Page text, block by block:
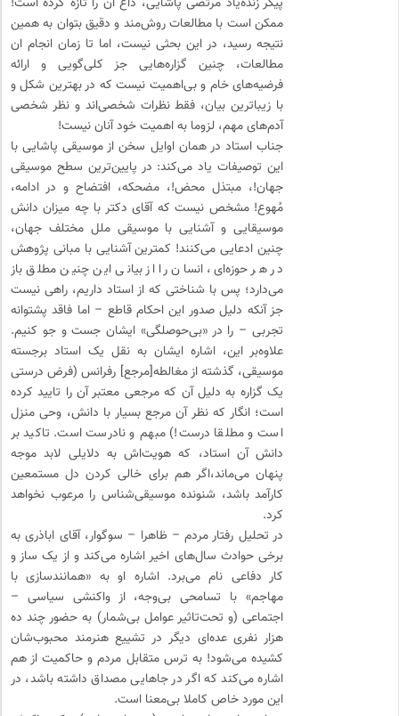
ممکن است با مطالعات روش‌مند و دقیق بتوان به همین
نتیجه رسید، در این بحثی نیست، اما تا زمان انجام ان
مطالعات، چنین گزاره‌هایی جز کلی‌گویی و ارائه
فرضیه‌های خام و بی‌اهمیت نیست که در بهترین شکل و
با زیباترین بیان، فقط نظرات شخصی‌اند و نظر شخصی
آدم‌های مهم، لزوما به اهمیت خود آنان نیست!
جناب استاد در همان اوایل سخن از موسیقی پاشایی با
این توصیفات یاد می‌کند: در پایین‌ترین سطح موسیقی
جهان!، مبتذل محض!، مضحکه، افتضاح و در ادامه،
مُهوع! مشخص نیست که آقای دکتر با چه میزان دانش
موسیقایی و آشنایی با موسیقی ملل مختلف جهان،
چنین ادعایی می‌کنند! کمترین آشنایی با مبانی پژوهش
در هر حوزه‌ای، انسان را از بیانی این چنین مطلق باز
می‌دارد؛ پس با شناختی که از استاد داریم، راهی نیست
جز آنکه دلیل صدور این احکام قاطع – اما فاقد پشتوانه
تجربی – را در «بی‌حوصلگی» ایشان جست و جو کنیم.
علاوه‌بر این، اشاره ایشان به نقل یک استاد برجسته
موسیقی، گذشته از مغالطه[مرجع] رفرانس (فرض درستی
یک گزاره به دلیل آن که مرجعی معتبر آن را تایید کرده
است؛ انگار که نظر آن مرجع بسیار با دانش، وحی منزل
است و مطلقا درست!) مبهم و نادرست است. تاکید بر
دانش آن استاد، که هویت‌اش به دلایلی لابد موجه
پنهان می‌ماند،اگر هم برای خالی کردن دل مستمعین
کارآمد باشد، شنونده موسیقی‌شناس را مرعوب نخواهد
کرد.
در تحلیل رفتار مردم – ظاهرا – سوگوار، آقای اباذری به
برخی حوادث سال‌های اخیر اشاره می‌کند و از یک ساز و
کار دفاعی نام می‌برد. اشاره او به «همانند‌سازی با
مهاجم» با تسامحی بی‌وجه، از واکنشی سیاسی –
اجتماعی (و تحت‌تاثیر عوامل بی‌شمار) به حضور چند ده
هزار نفری عده‌ای دیگر در تشییع هنرمند محبوب‌شان
کشیده می‌شود! به ترس متقابل مردم و حاکمیت از هم
اشاره می‌کند که اگر در جاهایی مصداق داشته باشد، در
این مورد خاص کاملا بی‌معنا است.